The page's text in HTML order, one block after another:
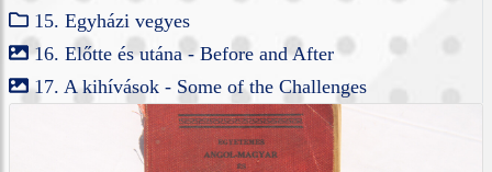
15. Egyházi vegyes
16. Előtte és utána - Before and After
17. A kihívások - Some of the Challenges